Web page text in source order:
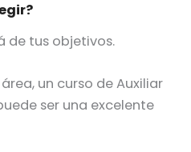
de tus objetivos.
un curso de Auxiliar
ser una excelente